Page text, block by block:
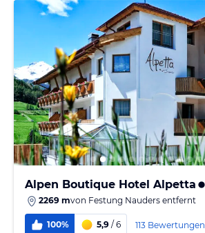
Alpen Boutique Hotel Alpetta
2269 mvon Festung Nauders entfernt
100% 5,9 / 6 113 Bewertungen